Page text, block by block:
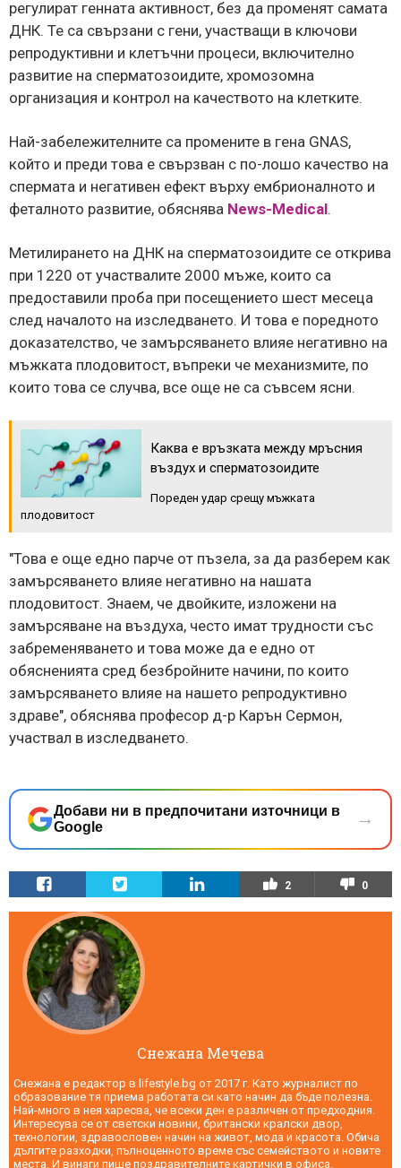
регулират генната активност, без да променят самата
ДНК. Те са свързани с гени, участващи в ключови
репродуктивни и клетъчни процеси, включително
развитие на сперматозоидите, хромозомна
организация и контрол на качеството на клетките.
Най-забележителните са промените в гена GNAS,
който и преди това е свързван с по-лошо качество на
спермата и негативен ефект върху ембрионалното и
феталното развитие, обяснява News-Medical.
Метилирането на ДНК на сперматозоидите се открива
при 1220 от участвалите 2000 мъже, които са
предоставили проба при посещението шест месеца
след началото на изследването. И това е поредното
доказателство, че замърсяването влияе негативно на
мъжката плодовитост, въпреки че механизмите, по
които това се случва, все още не са съвсем ясни.
Каква е връзката между мръсния
въздух и сперматозоидите
Пореден удар срещу мъжката
плодовитост
"Това е още едно парче от пъзела, за да разберем как
замърсяването влияе негативно на нашата
плодовитост. Знаем, че двойките, изложени на
замърсяване на въздуха, често имат трудности със
забременяването и това може да е едно от
обясненията сред безбройните начини, по които
замърсяването влияе на нашето репродуктивно
здраве", обяснява професор д-р Карън Сермон,
участвал в изследването.
Добави ни в предпочитани източници в
Google
→
2 0
Снежана Мечева
Снежана е редактор в lifestyle.bg от 2017 г. Като журналист по
образование тя приема работата си като начин да бъде полезна.
Най-много в нея харесва, че всеки ден е различен от предходния.
Интересува се от светски новини, британски кралски двор,
технологии, здравословен начин на живот, мода и красота. Обича
дългите разходки, пълноценното време със семейството и новите
места. И винаги пише поздравителните картички в офиса.